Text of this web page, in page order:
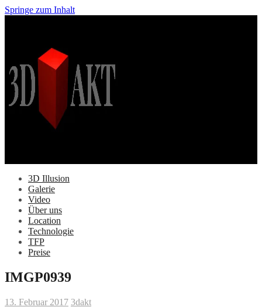
Springe zum Inhalt
3D Illusion
Galerie
Video
Über uns
Location
Technologie
TFP
Preise
IMGP0939
13. Februar 2017 3dakt